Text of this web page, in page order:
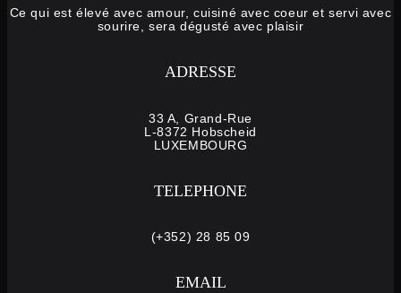
Ce qui est élevé avec amour, cuisiné avec coeur et servi avec
sourire, sera dégusté avec plaisir
ADRESSE
33 A, Grand-Rue
L-8372 Hobscheid
LUXEMBOURG
TELEPHONE
(+352) 28 85 09
EMAIL